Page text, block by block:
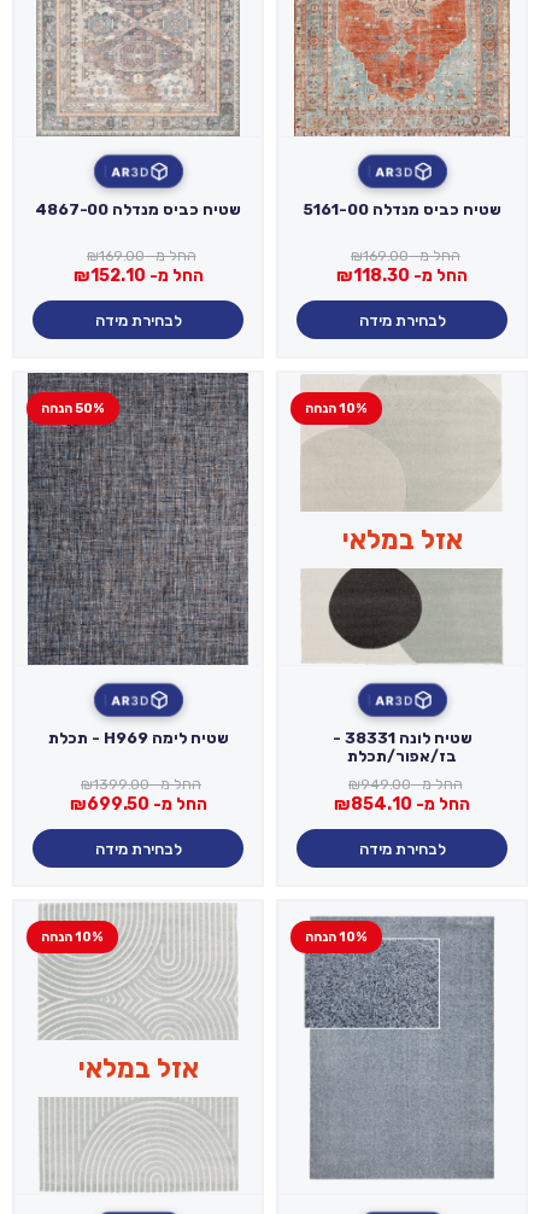
3D
AR
שטיח כביס מנדלה 5161-00
החל מ- ₪169.00
החל מ- ₪118.30
לבחירת מידה
3D
AR
שטיח כביס מנדלה 4867-00
החל מ- ₪169.00
החל מ- ₪152.10
לבחירת מידה
אזל במלאי
10% הנחה
3D
AR
שטיח לונה 38331 -
בז/אפור/תכלת
החל מ- ₪949.00
החל מ- ₪854.10
לבחירת מידה
50% הנחה
3D
AR
שטיח לימה H969 - תכלת
החל מ- ₪1399.00
החל מ- ₪699.50
לבחירת מידה
10% הנחה
אזל במלאי
10% הנחה